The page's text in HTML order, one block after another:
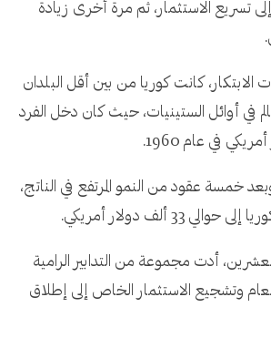
الاستثمار، ثم مرة أخرى زيادة
كانت كوريا من بين أقل البلدان
في أوائل الستينيات، حيث كان دخل الفرد
عام 2023، وبعد خمسة عقود من النمو المرتفع في الناتج،
33 ألف دولار أمريكي.
أدت مجموعة من التدابير الرامية
العام وتشجيع الاستثمار الخاص إلى إطلاق